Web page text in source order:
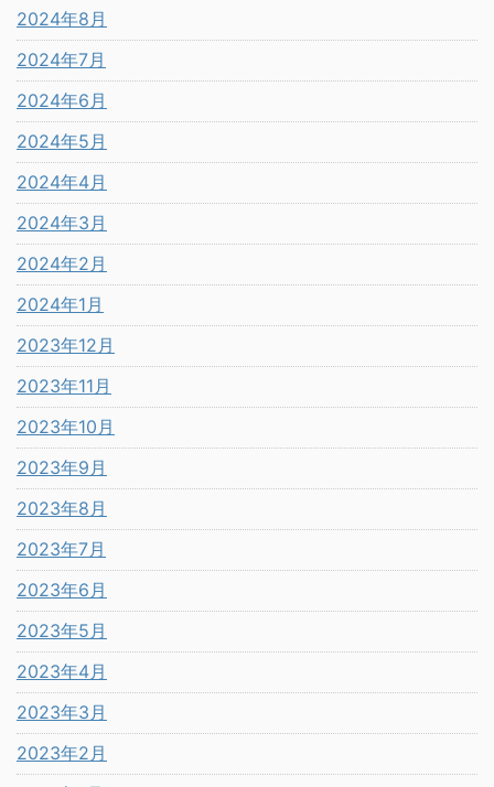
2024年8月
2024年7月
2024年6月
2024年5月
2024年4月
2024年3月
2024年2月
2024年1月
2023年12月
2023年11月
2023年10月
2023年9月
2023年8月
2023年7月
2023年6月
2023年5月
2023年4月
2023年3月
2023年2月